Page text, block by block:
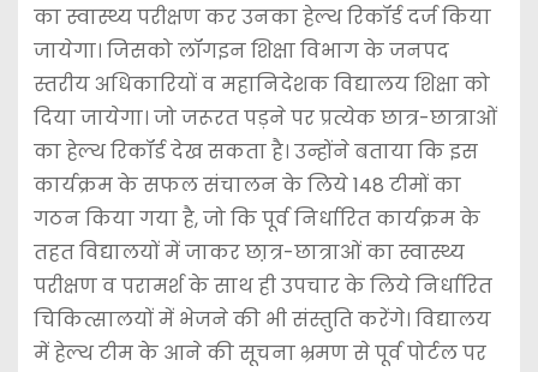
का स्वास्थ्य परीक्षण कर उनका हेल्थ रिकॉर्ड दर्ज किया
जायेगा। जिसको लॉगइन शिक्षा विभाग के जनपद
स्तरीय अधिकारियों व महानिदेशक विद्यालय शिक्षा को
दिया जायेगा। जो जरूरत पड़ने पर प्रत्येक छात्र-छात्राओं
का हेल्थ रिकॉर्ड देख सकता है। उन्होंने बताया कि इस
कार्यक्रम के सफल संचालन के लिये 148 टीमों का
गठन किया गया है, जो कि पूर्व निर्धारित कार्यक्रम के
तहत विद्यालयों में जाकर छा़त्र-छात्राओं का स्वास्थ्य
परीक्षण व परामर्श के साथ ही उपचार के लिये निर्धारित
चिकित्सालयों में भेजने की भी संस्तुति करेंगे। विद्यालय
में हेल्थ टीम के आने की सूचना भ्रमण से पूर्व पोर्टल पर